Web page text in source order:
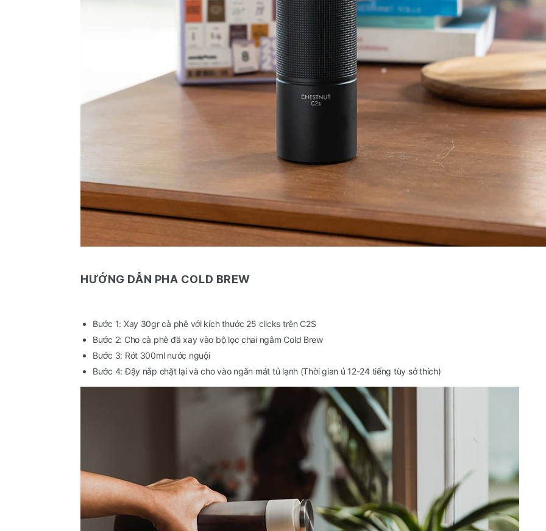
HƯỚNG DẪN PHA COLD BREW
Bước 1: Xay 30gr cà phê với kích thước 25 clicks trên C2S
Bước 2: Cho cà phê đã xay vào bộ lọc chai ngâm Cold Brew
Bước 3: Rót 300ml nước nguội
Bước 4: Đậy nắp chặt lại và cho vào ngăn mát tủ lạnh (Thời gian ủ 12-24 tiếng tùy sở thích)